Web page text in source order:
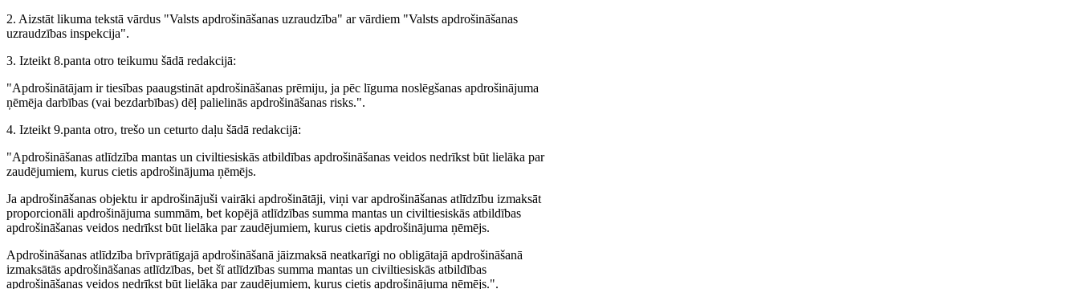
2. Aizstāt likuma tekstā vārdus "Valsts apdrošināšanas uzraudzība" ar vārdiem "Valsts apdrošināšanas
uzraudzības inspekcija".
3. Izteikt 8.panta otro teikumu šādā redakcijā:
"Apdrošinātājam ir tiesības paaugstināt apdrošināšanas prēmiju, ja pēc līguma noslēgšanas apdrošinājuma
ņēmēja darbības (vai bezdarbības) dēļ palielinās apdrošināšanas risks.".
4. Izteikt 9.panta otro, trešo un ceturto daļu šādā redakcijā:
"Apdrošināšanas atlīdzība mantas un civiltiesiskās atbildības apdrošināšanas veidos nedrīkst būt lielāka par
zaudējumiem, kurus cietis apdrošinājuma ņēmējs.
Ja apdrošināšanas objektu ir apdrošinājuši vairāki apdrošinātāji, viņi var apdrošināšanas atlīdzību izmaksāt
proporcionāli apdrošinājuma summām, bet kopējā atlīdzības summa mantas un civiltiesiskās atbildības
apdrošināšanas veidos nedrīkst būt lielāka par zaudējumiem, kurus cietis apdrošinājuma ņēmējs.
Apdrošināšanas atlīdzība brīvprātīgajā apdrošināšanā jāizmaksā neatkarīgi no obligātajā apdrošināšanā
izmaksātās apdrošināšanas atlīdzības, bet šī atlīdzības summa mantas un civiltiesiskās atbildības
apdrošināšanas veidos nedrīkst būt lielāka par zaudējumiem, kurus cietis apdrošinājuma ņēmējs.".